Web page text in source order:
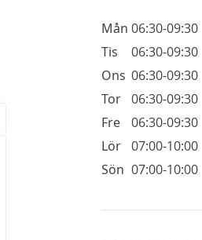
Mån 06:30-09:30
Tis
06:30-09:30
Ons 06:30-09:30
Tor
06:30-09:30
Fre
06:30-09:30
Lör
07:00-10:00
Sön 07:00-10:00